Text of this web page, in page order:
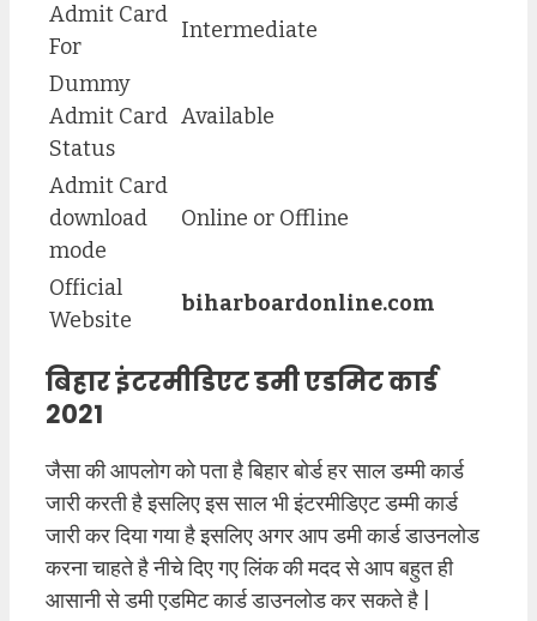
Admit Card
For
Intermediate
Dummy
Admit Card
Status
Available
Admit Card
download
mode
Online or Offline
Official
Website
biharboardonline.com
बिहार इंटरमीडिएट डमी एडमिट कार्ड
2021
जैसा की आपलोग को पता है बिहार बोर्ड हर साल डम्मी कार्ड
जारी करती है इसलिए इस साल भी इंटरमीडिएट डम्मी कार्ड
जारी कर दिया गया है इसलिए अगर आप डमी कार्ड डाउनलोड
करना चाहते है नीचे दिए गए लिंक की मदद से आप बहुत ही
आसानी से डमी एडमिट कार्ड डाउनलोड कर सकते है |